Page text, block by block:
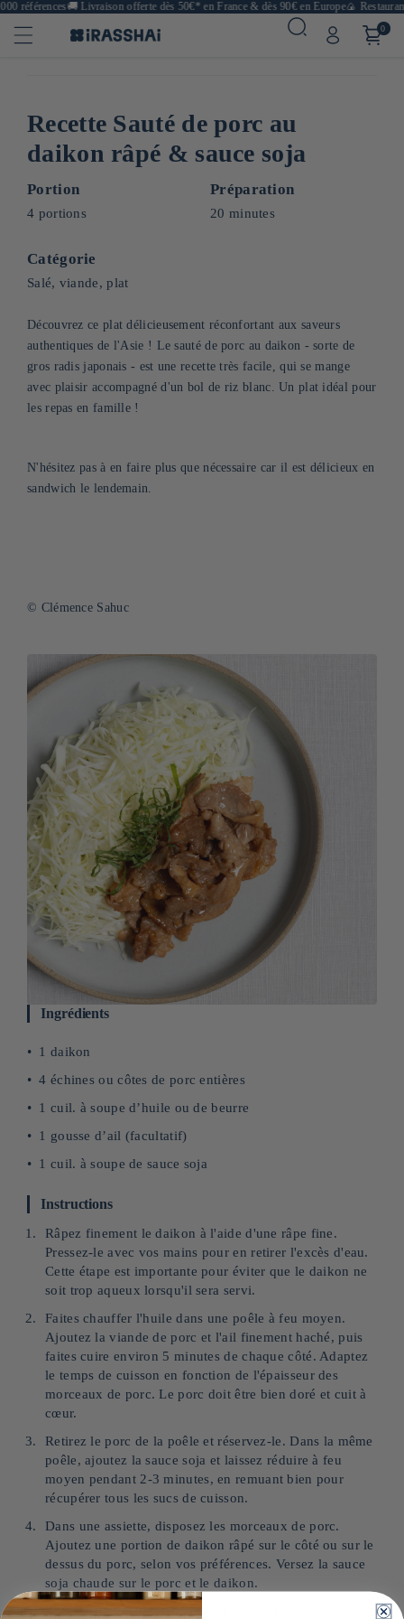
références🚚Livraison offerte dès 50€* en France & dès 90€ en Europe🍙
0
Recette Sauté de porc au
daikon râpé & sauce soja
Portion
4 portions
Préparation
20 minutes
Catégorie
Salé, viande, plat
Découvrez ce plat délicieusement réconfortant aux saveurs
authentiques de l'Asie ! Le sauté de porc au daikon - sorte de
gros radis japonais - est une recette très facile, qui se mange
avec plaisir accompagné d'un bol de riz blanc. Un plat idéal pour
les repas en famille !
N'hésitez pas à en faire plus que nécessaire car il est délicieux en
sandwich le lendemain.
© Clémence Sahuc
Ingrédients
1 daikon
4 échines ou côtes de porc entières
1 cuil. à soupe d’huile ou de beurre
1 gousse d’ail (facultatif)
1 cuil. à soupe de sauce soja
Instructions
Râpez finement le daikon à l'aide d'une râpe fine.
Pressez-le avec vos mains pour en retirer l'excès d'eau.
Cette étape est importante pour éviter que le daikon ne
soit trop aqueux lorsqu'il sera servi.
Faites chauffer l'huile dans une poêle à feu moyen.
Ajoutez la viande de porc et l'ail finement haché, puis
faites cuire environ 5 minutes de chaque côté. Adaptez
le temps de cuisson en fonction de l'épaisseur des
morceaux de porc. Le porc doit être bien doré et cuit à
cœur.
Retirez le porc de la poêle et réservez-le. Dans la même
poêle, ajoutez la sauce soja et laissez réduire à feu
moyen pendant 2-3 minutes, en remuant bien pour
récupérer tous les sucs de cuisson.
Dans une assiette, disposez les morceaux de porc.
Ajoutez une portion de daikon râpé sur le côté ou sur le
dessus du porc, selon vos préférences. Versez la sauce
soja chaude sur le porc et le daikon.
Servez immédiatement votre porc au daikon